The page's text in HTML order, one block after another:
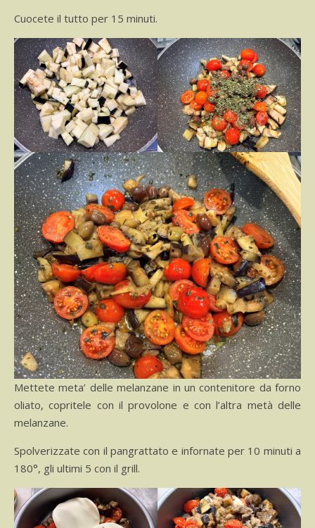
Cuocete il tutto per 15 minuti.
Mettete meta’ delle melanzane in un contenitore da forno
oliato, copritele con il provolone e con l’altra metà delle
melanzane.
Spolverizzate con il pangrattato e infornate per 10 minuti a
180°, gli ultimi 5 con il grill.